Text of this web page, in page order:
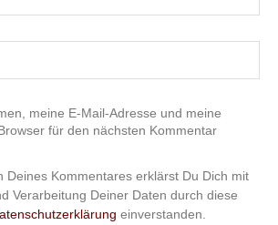
meine E-Mail-Adresse und meine
für den nächsten Kommentar
Deines Kommentares erklärst Du Dich mit
Verarbeitung Deiner Daten durch diese
einverstanden.